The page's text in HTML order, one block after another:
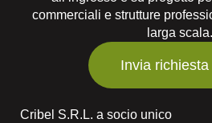
commerciali e strutture
larga scala.
Invia richiesta
Cribel S.R.L. a socio unico